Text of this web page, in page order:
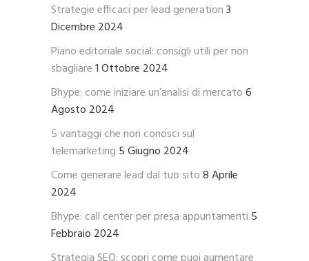
Strategie efficaci per lead generation3
Dicembre 2024
Piano editoriale social: consigli utili per non
sbagliare1 Ottobre 2024
Bhype: come iniziare un’analisi di mercato6
Agosto 2024
5 vantaggi che non conosci sul
telemarketing 5 Giugno 2024
Come generare lead dal tuo sito8 Aprile
2024
Bhype: call center per presa appuntamenti 5
Febbraio 2024